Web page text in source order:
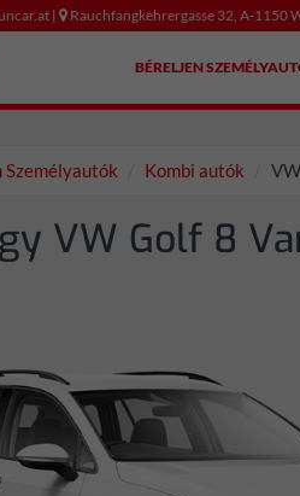
| Rauchfangkehrergasse 32, A-1150
BÉRELJEN
Személyautók Kombi autók
VW Golf 8